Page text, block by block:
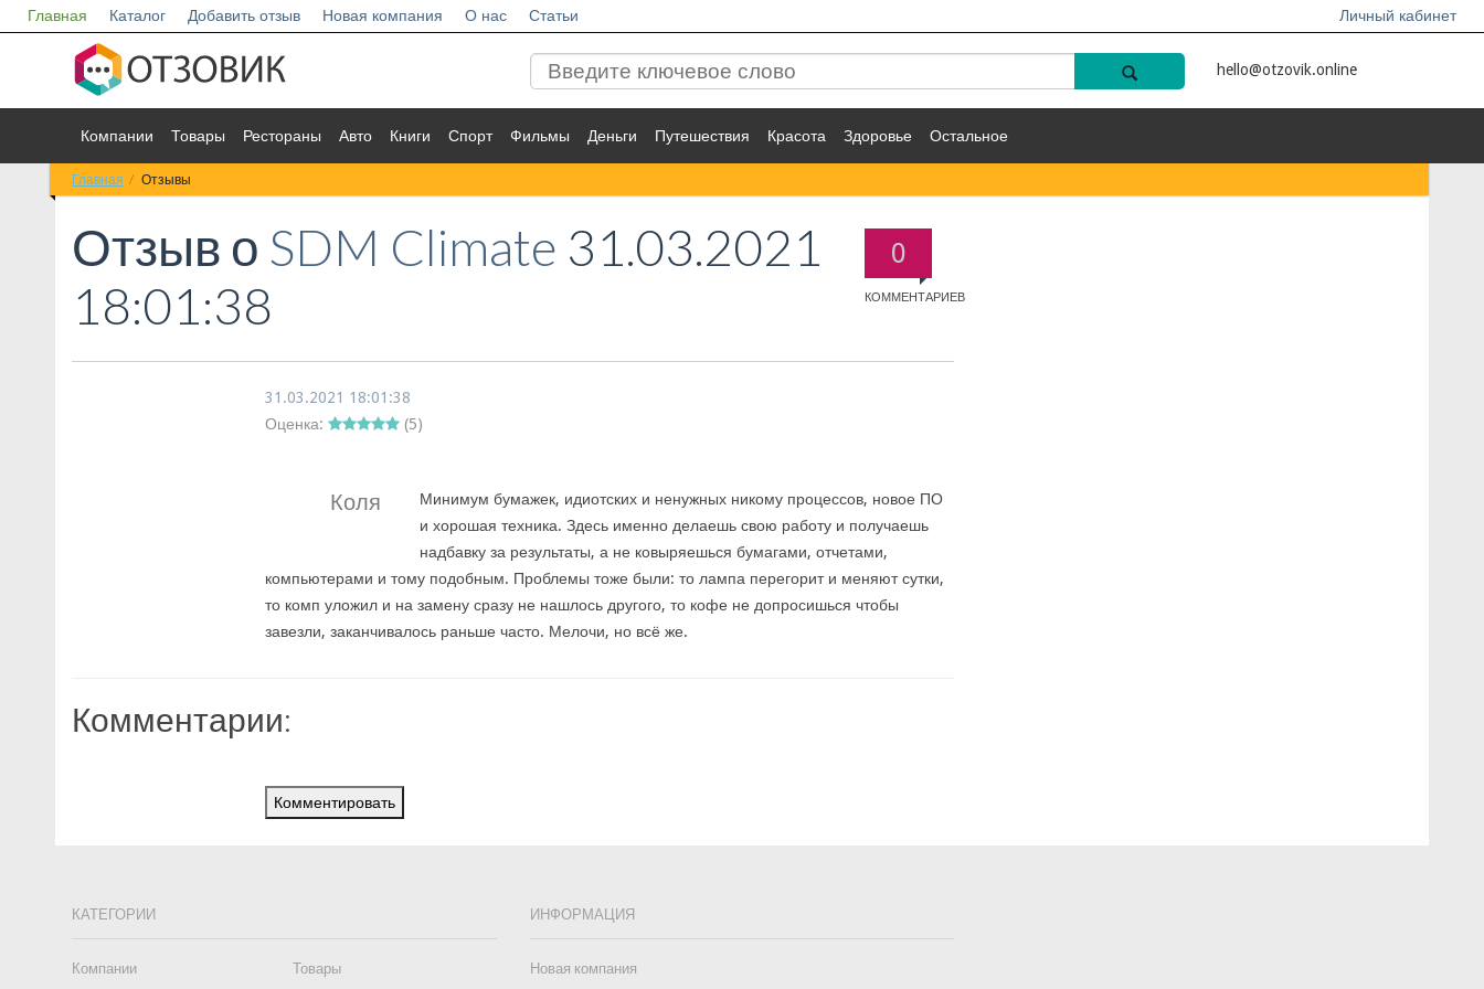
Главная Каталог Добавить отзыв Новая компания О нас Статьи Личный кабинет
hello@otzovik.online
Компании Товары Рестораны Авто Книги Спорт Фильмы Деньги Путешествия Красота Здоровье Остальное
Главная Отзывы
0
КОММЕНТАРИЕВ
Отзыв о SDM Climate 31.03.2021
18:01:38
31.03.2021 18:01:38
Оценка:
(5)
Коля
Минимум бумажек, идиотских и ненужных никому процессов, новое ПО
и хорошая техника. Здесь именно делаешь свою работу и получаешь
надбавку за результаты, а не ковыряешься бумагами, отчетами,
компьютерами и тому подобным. Проблемы тоже были: то лампа перегорит и меняют сутки,
то комп уложил и на замену сразу не нашлось другого, то кофе не допросишься чтобы
завезли, заканчивалось раньше часто. Мелочи, но всё же.
Комментарии:
Комментировать
КАТЕГОРИИ
Компании Товары
ИНФОРМАЦИЯ
Новая компания